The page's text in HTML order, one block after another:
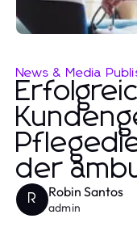
News & Media
der
R Robin Santos
admin